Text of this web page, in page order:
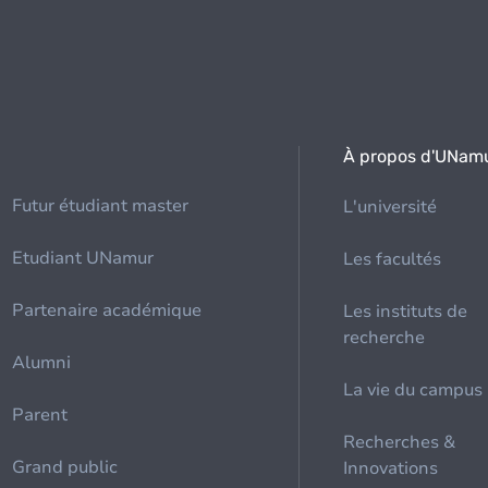
Futur étudiant master
Etudiant UNamur
Partenaire académique
Alumni
Parent
Grand public
À propos
L'université
Les facultés
Les instituts de
recherche
La vie du campus
Recherches &
Innovations